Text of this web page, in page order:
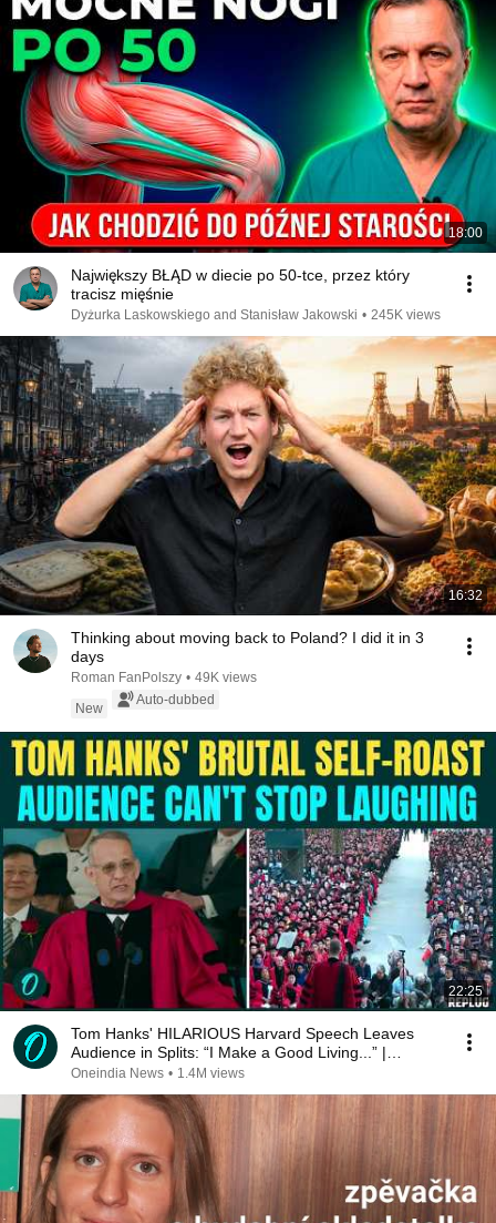
18:00
Największy BŁĄD w diecie po 50-tce, przez który
tracisz mięśnie
Dyżurka Laskowskiego and Stanisław Jakowski • 245K views
16:32
Thinking about moving back to Poland? I did it in 3
days
Roman FanPolszy • 49K views
New
Auto-dubbed
22:25
Tom Hanks' HILARIOUS Harvard Speech Leaves
Audience in Splits: “I Make a Good Living...” |
REPLUG
Oneindia News • 1.4M views